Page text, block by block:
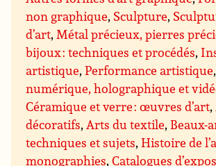
non graphique, Sculpture,
d’art,Métal précieux, pierres
bijoux : techniques et procédés,
artistique,Performance artistique
numérique, holographique et
Céramique et verre : œuvres d’art,
décoratifs,Arts du textile, Beaux-
techniques et sujets,Histoire de
monographies,Catalogues